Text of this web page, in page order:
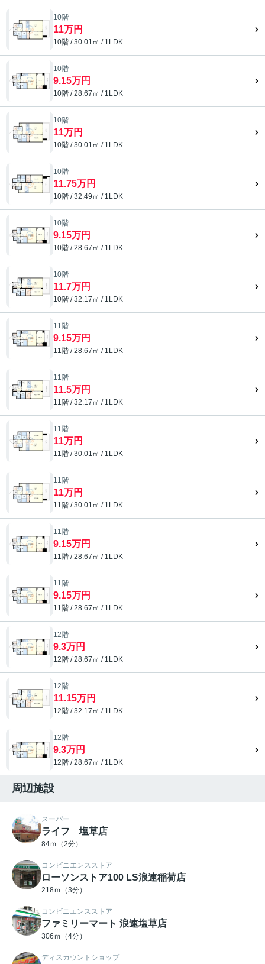
10階
11万円
10階 / 30.01㎡ / 1LDK
10階
9.15万円
10階 / 28.67㎡ / 1LDK
10階
11万円
10階 / 30.01㎡ / 1LDK
10階
11.75万円
10階 / 32.49㎡ / 1LDK
10階
9.15万円
10階 / 28.67㎡ / 1LDK
10階
11.7万円
10階 / 32.17㎡ / 1LDK
11階
9.15万円
11階 / 28.67㎡ / 1LDK
11階
11.5万円
11階 / 32.17㎡ / 1LDK
11階
11万円
11階 / 30.01㎡ / 1LDK
11階
11万円
11階 / 30.01㎡ / 1LDK
11階
9.15万円
11階 / 28.67㎡ / 1LDK
11階
9.15万円
11階 / 28.67㎡ / 1LDK
12階
9.3万円
12階 / 28.67㎡ / 1LDK
12階
11.15万円
12階 / 32.17㎡ / 1LDK
12階
9.3万円
12階 / 28.67㎡ / 1LDK
周辺施設
スーパー
ライフ 塩草店
84ｍ（2分）
コンビニエンスストア
ローソンストア100 LS浪速稲荷店
218ｍ（3分）
コンビニエンスストア
ファミリーマート 浪速塩草店
306ｍ（4分）
ディスカウントショップ